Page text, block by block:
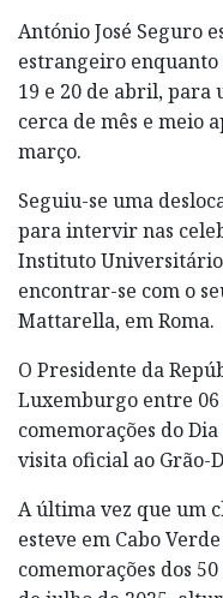
António José Seguro
estrangeiro
19 e 20 de abril, para
cerca de mês e meio
março.
Seguiu-se uma
para intervir nas
Instituto Universitário
encontrar-se com o
Mattarella, em Roma.
O Presidente da
Luxemburgo entre 06
comemorações do
visita oficial ao Grão-
A última vez que um
esteve em Cabo
comemorações dos